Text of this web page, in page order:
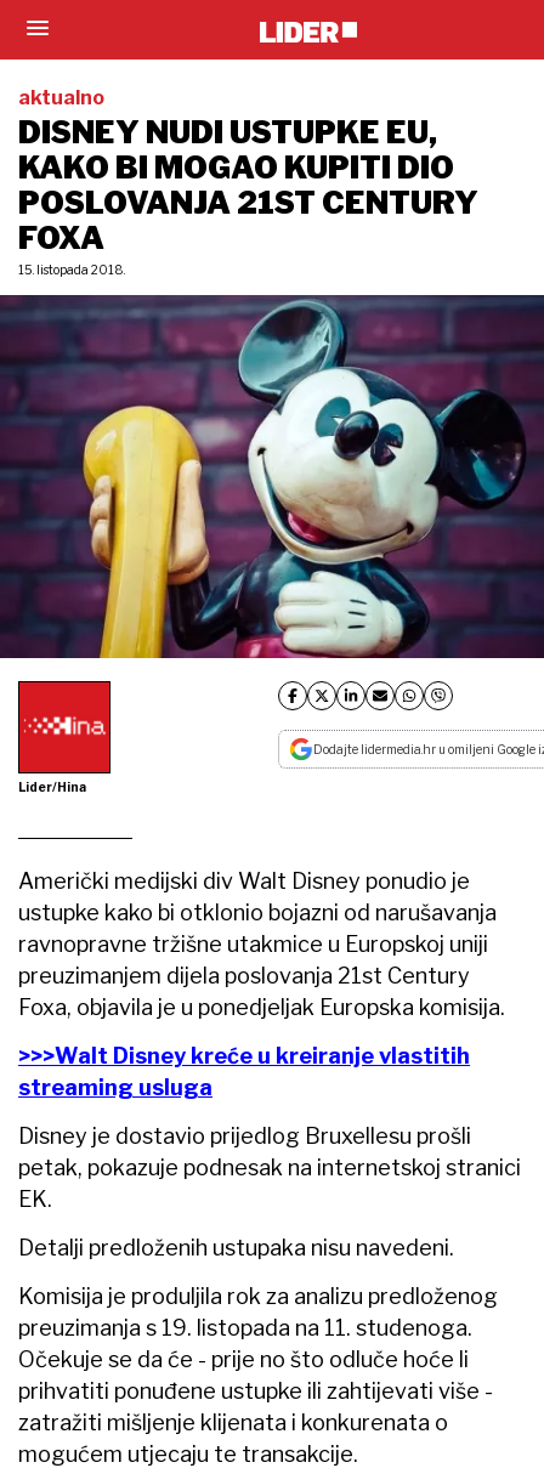
aktualno
DISNEY NUDI USTUPKE EU,
KAKO BI MOGAO KUPITI DIO
POSLOVANJA 21ST CENTURY
FOXA
15. listopada 2018.
Lider/Hina
Dodajte lidermedia.hr u omiljeni Google
Američki medijski div Walt Disney ponudio je
ustupke kako bi otklonio bojazni od narušavanja
ravnopravne tržišne utakmice u Europskoj uniji
preuzimanjem dijela poslovanja 21st Century
Foxa, objavila je u ponedjeljak Europska komisija.
>>>Walt Disney kreće u kreiranje vlastitih
streaming usluga
Disney je dostavio prijedlog Bruxellesu prošli
petak, pokazuje podnesak na internetskoj stranici
EK.
Detalji predloženih ustupaka nisu navedeni.
Komisija je produljila rok za analizu predloženog
preuzimanja s 19. listopada na 11. studenoga.
Očekuje se da će - prije no što odluče hoće li
prihvatiti ponuđene ustupke ili zahtijevati više -
zatražiti mišljenje klijenata i konkurenata o
mogućem utjecaju te transakcije.